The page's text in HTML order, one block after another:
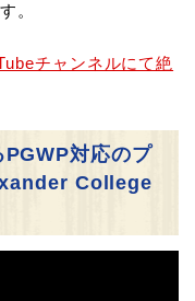
。
チャンネルにて絶
PGWP対応のプ
College